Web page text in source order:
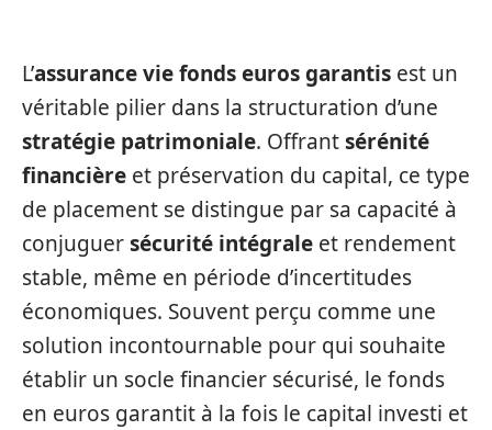
L’assurance vie fonds euros garantis est un
véritable pilier dans la structuration d’une
stratégie patrimoniale. Offrantsérénité
financière et préservation du capital, ce type
de placement se distingue par sa capacité à
conjuguersécurité intégrale et rendement
stable, même en période d’incertitudes
économiques. Souvent perçu comme une
solution incontournable pour qui souhaite
établir un socle financier sécurisé, le fonds
en euros garantit à la fois le capital investi et